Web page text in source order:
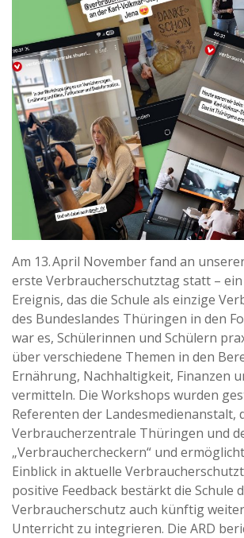
Am 13. April November fand an
erste Verbraucherschutztag statt –
Ereignis, das die Schule als einzige
des Bundeslandes Thüringen in den
war es, Schülerinnen und Schülern
über verschiedene Themen in den
Ernährung, Nachhaltigkeit, Finanzen
vermitteln. Die Workshops wurden
Referenten der Landesmedienanstalt,
Verbraucherzentrale Thüringen und
„Verbrauchercheckern“ und
Einblick in aktuelle
positive Feedback bestärkt die Schule
Verbraucherschutz auch künftig
Unterricht zu integrieren. Die ARD